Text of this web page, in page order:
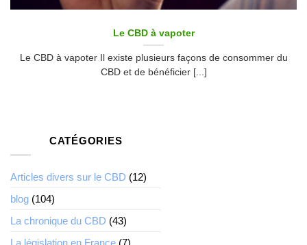
Le CBD à vapoter
Le CBD à vapoter Il existe plusieurs façons de consommer du
CBD et de bénéficier [...]
CATÉGORIES
Articles divers sur le CBD (12)
blog (104)
La chronique du CBD (43)
La législation en France (7)